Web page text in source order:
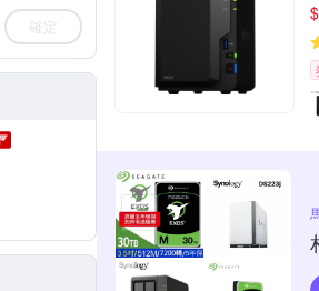
確定
$